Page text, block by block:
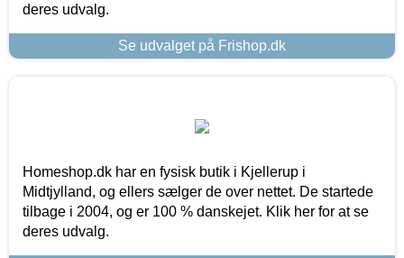
deres udvalg.
Se udvalget på Frishop.dk
Homeshop.dk har en fysisk butik i Kjellerup i
Midtjylland, og ellers sælger de over nettet. De startede
tilbage i 2004, og er 100 % danskejet. Klik her for at se
deres udvalg.